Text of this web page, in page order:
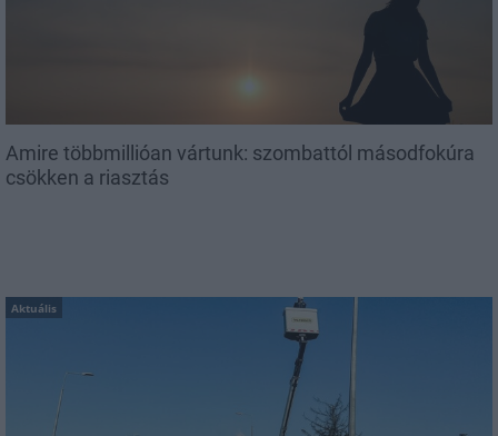
Amire többmillióan vártunk: szombattól másodfokúra
csökken a riasztás
Aktuális